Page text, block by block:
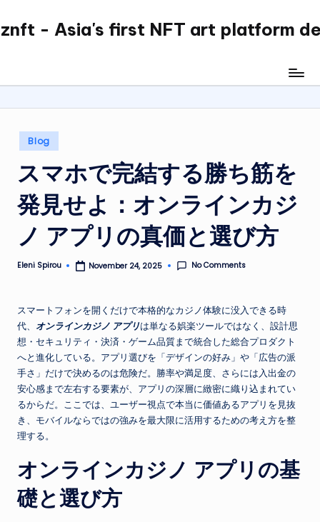
Skip
- Asia's first NFT art platform
Posted
in
Blog
スマホで完結する勝ち筋を
発見せよ：オンラインカジ
ノ アプリの真価と選び方
Posted
Eleni Spirou November 24, 2025 No Comments
スマートフォンを開くだけで本格的なカジノ体験に没入できる時
代、 オンラインカジノ アプリは単なる娯楽ツールではなく、設計思
想・セキュリティ・決済・ゲーム品質まで統合した総合プロダクト
へと進化している。アプリ選びを「デザインの好み」や「広告の派
手さ」だけで決めるのは危険だ。勝率や満足度、さらには入出金の
安心感まで左右する要素が、アプリの深層に緻密に織り込まれてい
るからだ。ここでは、ユーザー視点で本当に価値あるアプリを見抜
き、モバイルならではの強みを最大限に活用するための考え方を整
理する。
オンラインカジノ アプリの基
礎と選び方